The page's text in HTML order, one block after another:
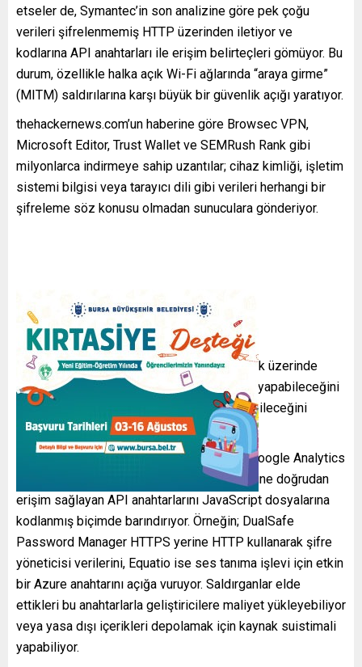
etseler de, Symantec’in son analizine göre pek çoğu
verileri şifrelenmemiş HTTP üzerinden iletiyor ve
kodlarına API anahtarları ile erişim belirteçleri gömüyor. Bu
durum, özellikle halka açık Wi-Fi ağlarında “araya girme”
(MITM) saldırılarına karşı büyük bir güvenlik açığı yaratıyor.
thehackernews.com’un haberine göre Browsec VPN,
Microsoft Editor, Trust Wallet ve SEMRush Rank gibi
milyonlarca indirmeye sahip uzantılar; cihaz kimliği, işletim
sistemi bilgisi veya tarayıcı dili gibi verileri herhangi bir
şifreleme söz konusu olmadan sunuculara gönderiyor.
Güvenlik araştırmacısı Yuanjing Guo, bu trafik üzerinde
yetkisiz üçüncü kişilerin kolaylıkla dinleme yapabileceğini
ve kullanıcılar adına sahte işlemler başlatabileceğini
uyarıyor.
Symantec’in tespitine göre bazı uzantılar, Google Analytics
4, Microsoft Azure veya AWS S3 hizmetlerine doğrudan
erişim sağlayan API anahtarlarını JavaScript dosyalarına
kodlanmış biçimde barındırıyor. Örneğin; DualSafe
Password Manager HTTPS yerine HTTP kullanarak şifre
yöneticisi verilerini, Equatio ise ses tanıma işlevi için etkin
bir Azure anahtarını açığa vuruyor. Saldırganlar elde
ettikleri bu anahtarlarla geliştiricilere maliyet yükleyebiliyor
veya yasa dışı içerikleri depolamak için kaynak suistimali
yapabiliyor.